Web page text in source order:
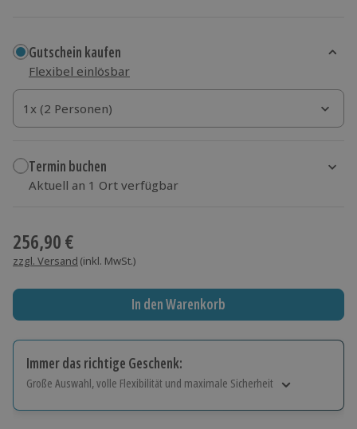
Gutschein kaufen
Flexibel einlösbar
1x (2 Personen)
1x (2 Personen)
1x (2 Personen)
Termin buchen
Aktuell an 1 Ort verfügbar
256,90 €
zzgl. Versand (inkl. MwSt.)
In den Warenkorb
Immer das richtige Geschenk:
Große Auswahl, volle Flexibilität und maximale Sicherheit